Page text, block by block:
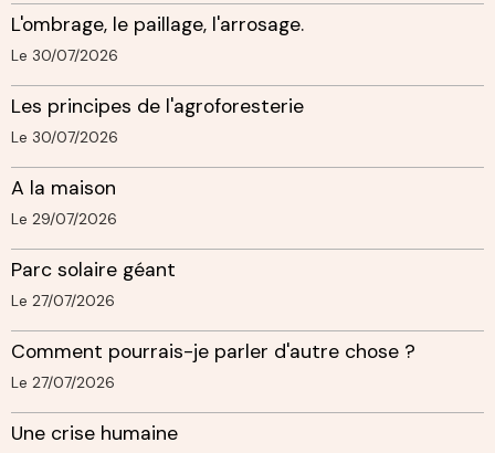
L'ombrage, le paillage, l'arrosage.
Le 30/07/2026
Les principes de l'agroforesterie
Le 30/07/2026
A la maison
Le 29/07/2026
Parc solaire géant
Le 27/07/2026
Comment pourrais-je parler d'autre chose ?
Le 27/07/2026
Une crise humaine